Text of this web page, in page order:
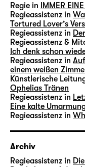
Regie in
IMMER
Regieassistenz in
Tortured Lover’s
Regieassistenz in
Regieassistenz &
Ich denk schon
Regieassistenz in
einem weißen
Künstlerische
Ophelias Tränen
Regieassistenz in
Eine kalte
Regieassistenz in
Archiv
Regieassistenz in